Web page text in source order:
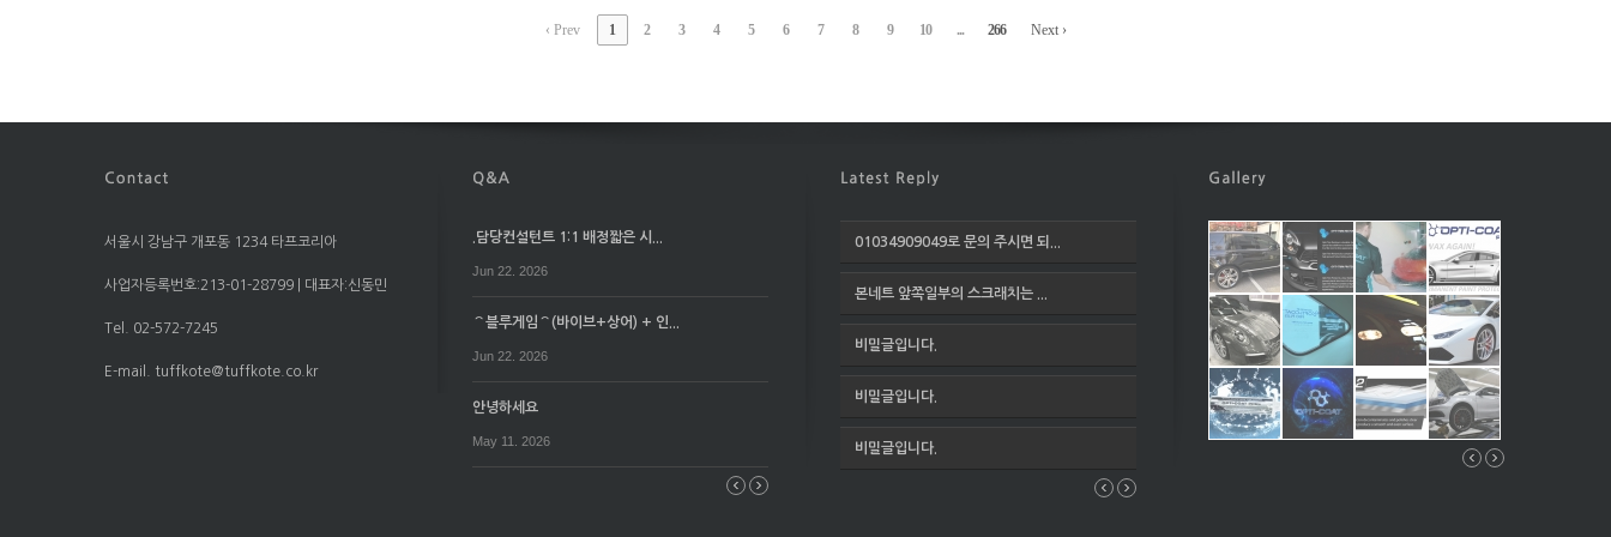
‹ Prev 1 2 3 4 5 6 7 8 9 10 ... 266 Next ›
서울시 강남구 개포동 1234 타프코리아
사업자등록번호:213-01-28799 | 대표자:신동민
Tel. 02-572-7245
E-mail. tuffkote@tuffkote.co.kr
.담당컨설턴트 1:1 배정짧은 시...
Jun 22. 2026
⌒블루게임⌒(바이브+상어) + 인...
Jun 22. 2026
안녕하세요
May 11. 2026
01034909049로 문의 주시면 되...
본네트 앞쪽일부의 스크래치는 ...
비밀글입니다.
비밀글입니다.
비밀글입니다.